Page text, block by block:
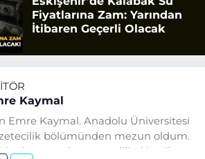
Fiyatlarına Zam: Yarından
İtibaren Geçerli Olacak
Kaymal
Emre Kaymal. Anadolu Üniversitesi
bölümünden mezun oldum.
hayatım boyunca dijital içerik